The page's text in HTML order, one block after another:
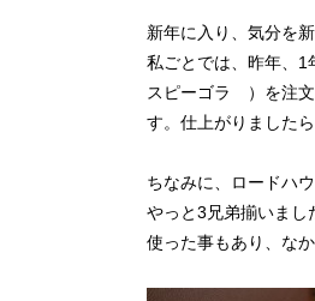
新年に入り、気分を
私ごとでは、昨年、
スピーゴラ ）を注文
す。仕上がりました
ちなみに、ロードハ
やっと3兄弟揃いまし
使った事もあり、な